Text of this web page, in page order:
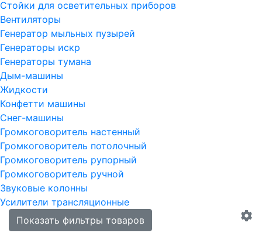
Стойки для осветительных приборов
Вентиляторы
Генератор мыльных пузырей
Генераторы искр
Генераторы тумана
Дым-машины
Жидкости
Конфетти машины
Снег-машины
Громкоговоритель настенный
Громкоговоритель потолочный
Громкоговоритель рупорный
Громкоговоритель ручной
Звуковые колонны
Усилители трансляционные
Показать фильтры товаров